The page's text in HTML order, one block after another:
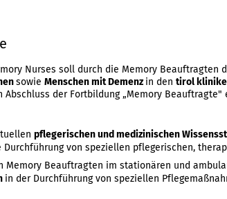
Nurses soll durch die Memory Beauftragten
sowie Menschen mit Demenzin den tirol
Abschluss der Fortbildung „Memory Beauftragte"
pflegerischen und medizinischen
von speziellen pflegerischen,
Memory Beauftragten im stationären und
in der Durchführung von speziellen